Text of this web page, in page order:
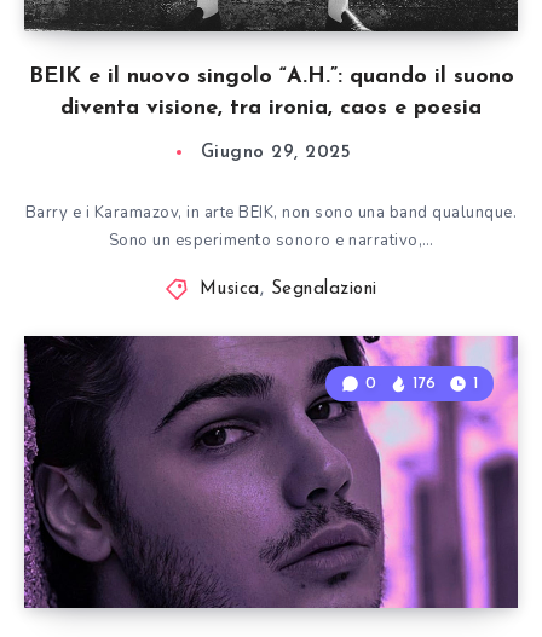
BEIK e il nuovo singolo “A.H.”: quando il suono
diventa visione, tra ironia, caos e poesia
Giugno 29, 2025
Barry e i Karamazov, in arte BEIK, non sono una band qualunque.
Sono un esperimento sonoro e narrativo,…
Musica, Segnalazioni
0 176 1